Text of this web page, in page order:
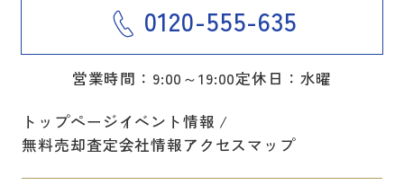
0120-555-635
営業時間：9:00～19:00定休日：水曜
トップページイベント情報
無料売却査定会社情報アクセスマップ